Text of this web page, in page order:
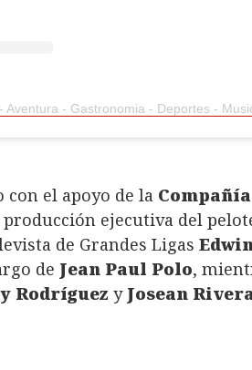
el apoyo de la
producción ejecutiva del
de Grandes Ligas
de Jean Paul Polo,
Rodríguez y Josean